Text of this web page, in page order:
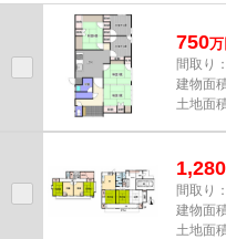
750万
間取り
建物面
土地面
1,280
間取り
建物面
土地面